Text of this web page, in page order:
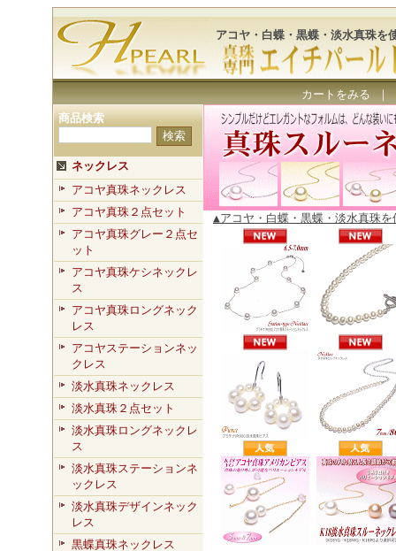
アコヤ・白蝶・黒蝶・淡水真珠を
カートをみる｜
商品検索
ネックレス
アコヤ真珠ネックレス
アコヤ真珠２点セット
アコヤ真珠グレー２点セ
ット
アコヤ真珠ケシネックレ
ス
アコヤ真珠ロングネック
レス
アコヤステーションネッ
クレス
淡水真珠ネックレス
淡水真珠２点セット
淡水真珠ロングネックレ
ス
淡水真珠ステーションネ
ックレス
淡水真珠デザインネック
レス
黒蝶真珠ネックレス
▲アコヤ・白蝶・黒蝶・淡水真珠